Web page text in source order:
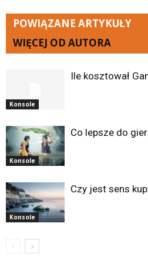
POWIĄZANE ARTYKUŁY
WIĘCEJ OD AUTORA
Konsole
Ile kosztował
Konsole
Co lepsze do gier
Konsole
Czy jest sens